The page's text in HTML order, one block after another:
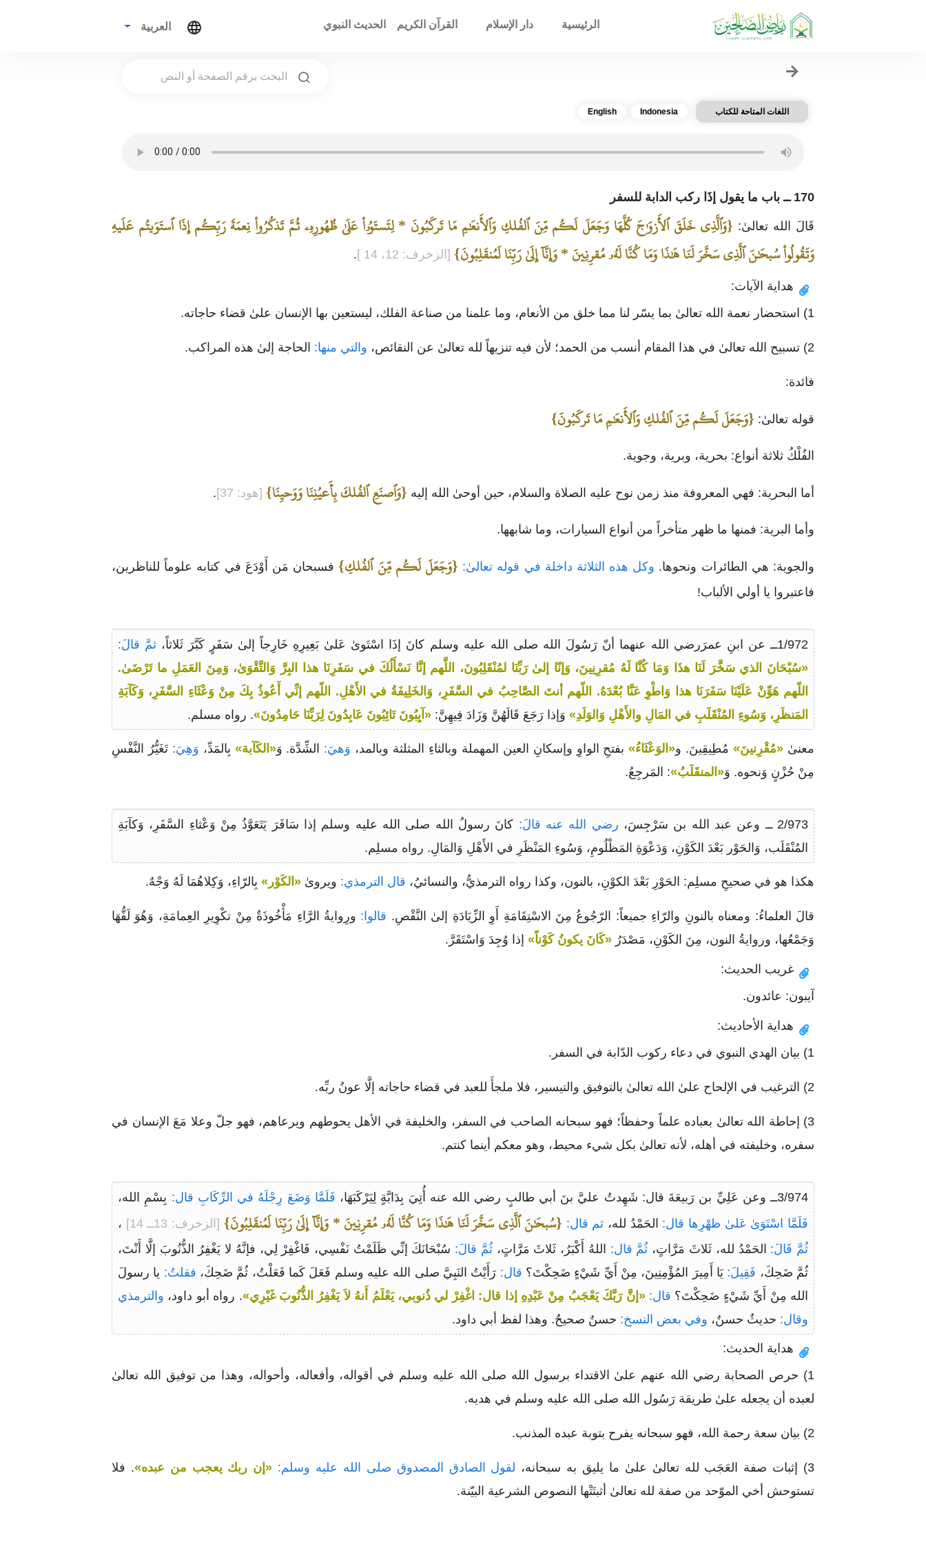
الرئيسية دار الإسلام القرآن الكريم الحديث النبوي العربية
اللغات المتاحة للكتاب Indonesia
English
170 ــ باب ما يقول إذَا ركب الدابة للسفر
قَالَ الله تعالىٰ: {وَٱلَّذِي خَلَقَ ٱلأَزوَٰجَ كُلَّهَا وَجَعَلَ لَكُم مِّنَ ٱلفُلكِ وَٱلأَنعَٰمِ مَا تَركَبُونَ * لِتَستَوُۥاْ عَلَىٰ ظُهُورِهِۦ ثُمَّ تَذكُرُواْ نِعمَةَ رَبِّكُم إِذَا ٱستَوَيتُم عَلَيهِ
وَتَقُولُواْ سُبحَٰنَ ٱلَّذِي سَخَّرَ لَنَا هَٰذَا وَمَا كُنَّا لَهُۥ مُقرِنِينَ * وَإِنَّآ إِلَىٰ رَبِّنَا لَمُنقَلِبُونَ} [الزخرف: 12، 14 ] .
هداية الآيات:
1) استحضار نعمة الله تعالىٰ بما يسّر لنا مما خلق من الأنعام، وما علمنا من صناعة الفلك، ليستعين بها الإنسان علىٰ قضاء حاجاته.
2) تسبيح الله تعالىٰ في هذا المقام أنسب من الحمد؛ لأن فيه تنزيهاً لله تعالىٰ عن النقائص، والتي منها: الحاجة إلىٰ هذه المراكب.
فائدة:
قوله تعالىٰ: {وَجَعَلَ لَكُم مِّنَ ٱلفُلكِ وَٱلأَنعَٰمِ مَا تَركَبُونَ}
الفُلْكُ ثلاثة أنواع: بحرية، وبرية، وجوية.
أما البحرية: فهي المعروفة منذ زمن نوح عليه الصلاة والسلام، حين أوحىٰ الله إليه {وَٱصنَعِ ٱلفُلكَ بِأَعيُنِنَا وَوَحيِنَا} [هود: 37] .
وأما البرية: فمنها ما ظهر متأخراً من أنواع السيارات، وما شابهها.
والجوية: هي الطائرات ونحوها. وكل هذه الثلاثة داخلة في قوله تعالىٰ: {وَجَعَلَ لَكُم مِّنَ ٱلفُلكِ}فسبحان مَن أَوْدَعَ في كتابه علوماً للناظرين،
فاعتبروا يا أولي الألباب!
1/972ــ عن ابنِ عمرَرضي الله عنهما أنّ رَسُولَ الله صلى الله عليه وسلم كانَ إذَا اسْتَوىٰ عَلىٰ بَعِيرِهِ خَارِجاً إلىٰ سَفَرٍ كَبَّرَ ثَلاثاً،
ثمَّ قالَ:
«سُبْحَانَ الذي سَخَّرَ لَنَا هذَا وَمَا كُنَّا لَهُ مُقرِنِينَ، وَإنّا إلىٰ رَبِّنَا لمُنْقَلِبُونَ، اللَّهم إنَّا نَسْأَلُكَ في سَفَرِنَا هذا البِرَّ وَالتَّقْوَىٰ، وَمِنَ العَمَلِ ما تَرْضَىٰ.
اللّهم هَوِّنْ عَلَيْنَا سَفَرَنَا هذا وَاطْوِ عَنَّا بُعْدَهُ. اللّهم أنتَ الصَّاحِبُ في السَّفَرِ، وَالخَلِيفَةُ في الأَهْلِ. اللّهم إنِّي أَعُوذُ بِكَ مِنْ وَعْثَاءِ السَّفَرِ، وَكَآبَةِ
المَنظَرِ، وَسُوءِ المُنْقَلَبِ في المَالِ والأَهْلِ وَالوَلَدِ» وَإذا رَجَعَ قَالَهُنَّ وَزَادَ فِيهِنَّ: «آيِبُونَ تَائِبُونَ عَابِدُونَ لِرَبِّنَا حَامِدُونَ». رواه مسلم.
معنىٰ «مُقْرِنينَ»مُطِيقِينَ. و«الوَعْثَاءُ»بفتحِ الواوِ وإسكانِ العين المهملة وبالثاءِ المثلثة وبالمد، وَهيَ: الشِّدَّة. وَ«الكَآبة» بِالمَدِّ، وَهِيَ: تَغَيُّرُ النَّفْسِ
مِنْ حُزْنٍ وَنحوه. وَ«المنقَلَبُ»: المَرجِعُ.
2/973 ــ وعن عبد الله بن سَرْجِسَ، رضي الله عنه قالَ: كانَ رسولُ الله صلى الله عليه وسلم إذا سَافَرَ يَتَعَوَّذُ مِنْ وَعْثاءِ السَّفَرِ، وَكآبَةِ
المُنْقَلَب، وَالحَوْر بَعْدَ الكَوْنِ، وَدَعْوَةِ المَظْلُومِ، وَسُوءِ المَنْظَرِ في الأَهْلِ وَالمَالِ. رواه مسلِم.
هكذا هو في صحيحِ مسلِم: الحَوْرِ بَعْدَ الكوْنِ، بالنون، وكذا رواه الترمذيُّ، والنسائيُ، قال الترمذي: ويروىٰ «الكَوْر» بِالرّاءِ، وَكِلاهُمَا لَهُ وَجْهٌ.
قالَ العلماءُ: ومعناه بالنونِ والرّاءِ جميعاً: الرّجُوعُ مِنَ الاسْتِقَامَةِ أَوِ الزِّيَادَةِ إلىٰ النَّقْصِ. قالوا: ورِوايةُ الرَّاءِ مَأْخُوذَةٌ مِنْ تكْوِيرِ العِمامَةِ، وَهُوَ لَفُّهَا
وَجَمْعُها، وروايةُ النون، مِنَ الكَوْنِ، مَصْدَرُ «كَانَ يكونُ كَوْناً» إذا وُجِدَ وَاسْتَقَرَّ.
غريب الحديث:
آيبون: عائدون.
هداية الأحاديث:
1) بيان الهدي النبوي في دعاء ركوب الدّابة في السفر.
2) الترغيب في الإلحاح علىٰ الله تعالىٰ بالتوفيق والتيسير، فلا ملجأَ للعبد في قضاء حاجاته إلَّا عونُ ربِّه.
3) إحاطة الله تعالىٰ بعباده علماً وحفظاً؛ فهو سبحانه الصاحب في السفر، والخليفة في الأهل يحوطهم ويرعاهم، فهو جلّ وعلا مَعَ الإنسان في
سفره، وخليفته في أهله، لأنه تعالىٰ بكل شيء محيط، وهو معكم أينما كنتم.
3/974ــ وعن عَلِيِّ بن رَبيعَةَ قال: شَهِدتُ عليَّ بنَ أبي طالبٍ رضي الله عنه أُتِيَ بِدَابَّةٍ لِيَرْكَبَهَا، فَلَمَّا وَضَعَ رِجْلَهُ في الرِّكَابِ قال: بِسْمِ الله،
فَلَمَّا اسْتَوَىٰ عَلىٰ ظهْرِها قال: الحَمْدُ لله، ثم قال: {سُبحَٰنَ ٱلَّذِي سَخَّرَ لَنَا هَٰذَا وَمَا كُنَّا لَهُۥ مُقرِنِينَ * وَإِنَّآ إِلَىٰ رَبِّنَا لَمُنقَلِبُونَ} [الزخرف: 13ــ 14]
،
ثُمَّ قَالَ: الحَمْدُ لله، ثَلاثَ مَرَّاتٍ، ثُمَّ قال: اللهُ أَكْبَرُ، ثَلاثَ مَرَّاتٍ، ثُمَّ قالَ: سُبْحَانَكَ إنِّي ظَلَمْتُ نَفْسِي، فَاغْفِرْ لِي، فإنَّهُ لا يَغْفِرُ الذُّنُوبَ إلَّا أَنْتَ،
ثُمَّ ضَحِكَ، فَقِيلَ: يَا أَمِيرَ المُؤْمِنِينَ، مِنْ أَيِّ شَيْءٍ ضَحِكْتَ؟ قال: رَأَيْتُ النَبِيَّ صلى الله عليه وسلم فَعَلَ كَما فَعَلْتُ، ثُمَّ ضَحِكَ، فقلتُ: يا رسولَ
الله مِنْ أَيِّ شَيْءٍ ضَحِكْتَ؟ قال: «إنَّ رَبَّكَ يَعْجَبُ مِنْ عَبْدِهِ إذا قال: اغْفِرْ لي ذُنوبي، يَعْلَمُ أَنهُ لاَ يَغْفِرُ الذُّنُوبَ غَيْرِي». رواه أبو داود، والترمذي
وقال: حديثٌ حسنٌ، وفي بعض النسخ: حسنٌ صحيحٌ. وهذا لفظ أبي داود.
هداية الحديث:
1) حرص الصحابة رضي الله عنهم علىٰ الاقتداء برسول الله صلى الله عليه وسلم في أقواله، وأفعاله، وأحواله، وهذا من توفيق الله تعالىٰ
لعبده أن يجعله علىٰ طريقة رَسُول الله صلى الله عليه وسلم في هديه.
2) بيان سعة رحمة الله، فهو سبحانه يفرح بتوبة عبده المذنب.
3) إثبات صفة العَجَب لله تعالىٰ علىٰ ما يليق به سبحانه، لقول الصادق المصدوق صلى الله عليه وسلم: «إن ربك يعجب من عبده». فلا
تستوحش أخي الموّحد من صفة لله تعالىٰ أثبتَتْها النصوص الشرعية البيّنة.